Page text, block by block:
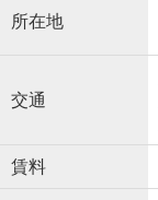
所在地
交通
賃料